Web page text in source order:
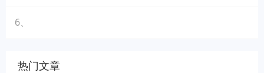
6、
热门文章